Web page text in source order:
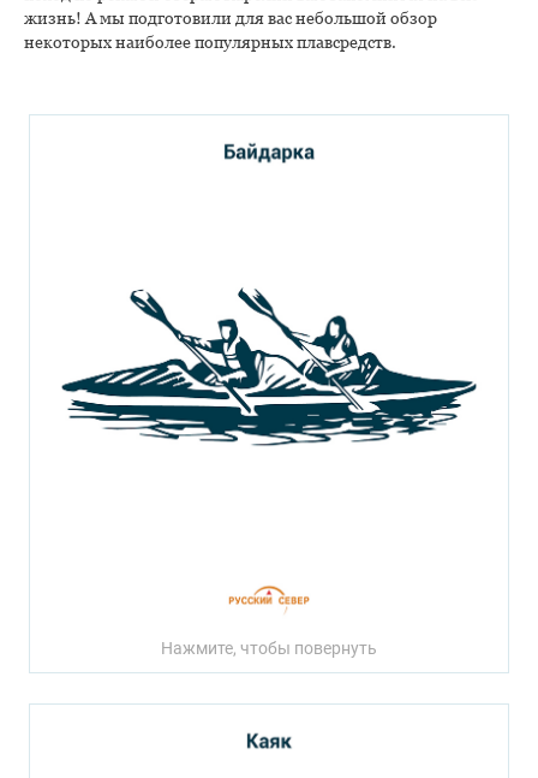
жизнь! А мы подготовили для вас небольшой обзор
некоторых наиболее популярных плавсредств.
Нажмите, чтобы повернуть